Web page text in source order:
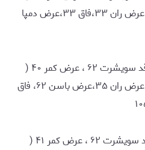
کمتر و بیشتر چون کش داره)، عرض ران ۳۳،فاق ۳۳،عرض دمپا
M: عرض سینه سویشرت ۷۱ قد سویشرت ۶۲ ، عرض کمر ۴۰ (
کمتر و بیشتر چون کش داره)، عرض ران ۳۵،عرض باسن ۶۲، فاق
L: عرض سینه سویشرت ۷۱ قد سویشرت ۶۲ ، عرض کمر ۴۱ (